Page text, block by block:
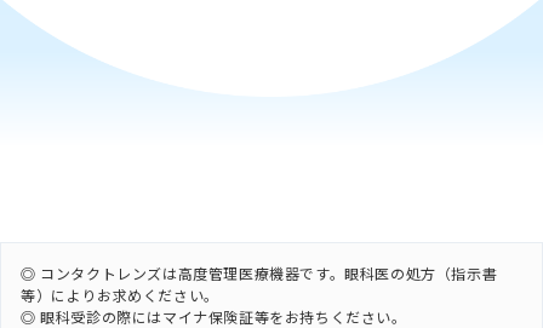
◎ コンタクトレンズは高度管理医療機器です。眼科医の処方（指示書
等）によりお求めください。
◎ 眼科受診の際にはマイナ保険証等をお持ちください。